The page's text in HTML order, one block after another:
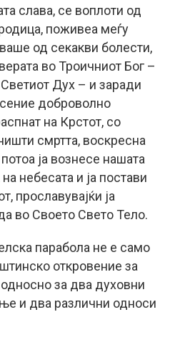
слава, се воплоти од
поживеа меѓу
од секакви болести,
во Троичниот Бог –
Дух – и заради
доброволно
на Крстот, со
смртта, воскресна
ја вознесе нашата
небесата и ја постави
прославувајќи ја
во Своето Свето Тело.
парабола не е само
откровение за
за два духовни
и два различни односи